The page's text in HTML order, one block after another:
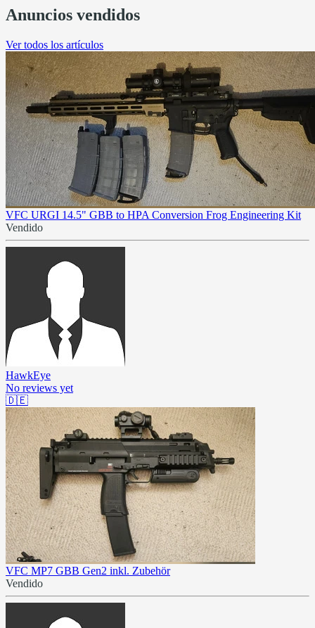
Anuncios vendidos
Ver todos los artículos
VFC URGI 14.5" GBB to HPA Conversion Frog Engineering Kit
Vendido
HawkEye
No reviews yet
🇩🇪
VFC MP7 GBB Gen2 inkl. Zubehör
Vendido